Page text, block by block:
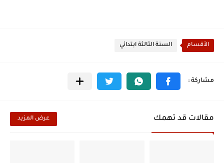
الأقسام السنة الثالثة ابتدائي
مقالات قد تهمك عرض المزيد